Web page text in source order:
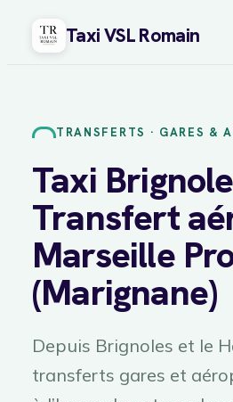
Taxi VSL Romain
TRANSFERTS · GARES &
Taxi
Transfert
Marseille
(Marignane)
Depuis Brignoles et le
transferts gares et